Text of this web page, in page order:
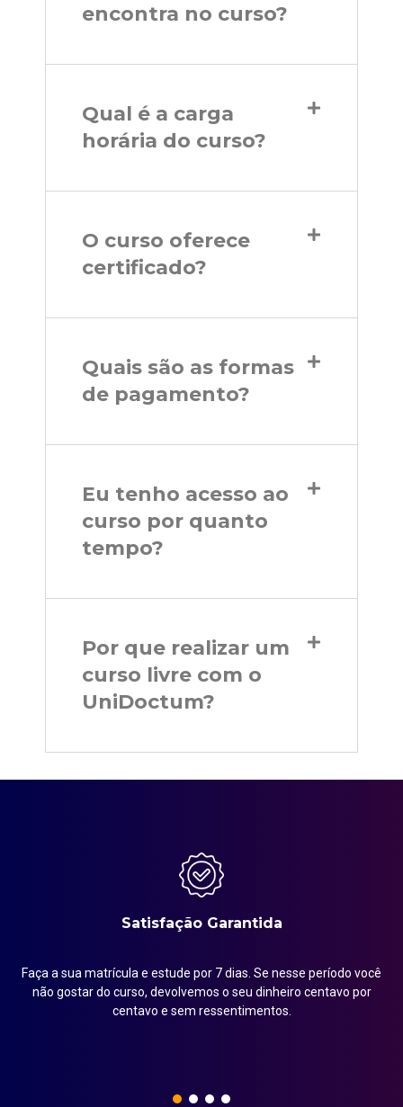
encontra no curso?
Qual é a carga
horária do curso?
O curso oferece
certificado?
Quais são as formas
de pagamento?
Eu tenho acesso ao
curso por quanto
tempo?
Por que realizar um
curso livre com o
UniDoctum?
Satisfação Garantida
Faça a sua matrícula e estude por 7 dias. Se nesse período você
não gostar do curso, devolvemos o seu dinheiro centavo por
centavo e sem ressentimentos.